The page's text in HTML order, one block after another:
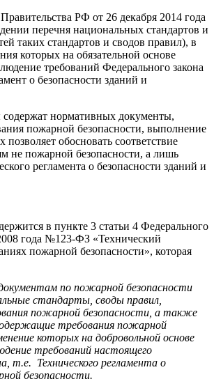
РФ от 26 декабря 2014 года
перечня национальных стандартов и
таких стандартов и сводов правил), в
которых на обязательной основе
требований Федерального закона
о безопасности зданий и
нормативных документы,
пожарной безопасности, выполнение
позволяет обосновать соответствие
не пожарной безопасности, а лишь
регламента о безопасности зданий и
в пункте 3 статьи 4 Федерального
года №123-ФЗ «Технический
пожарной безопасности», которая
по пожарной безопасности
стандарты, своды правил,
пожарной безопасности, а также
требования пожарной
которых на добровольной основе
требований настоящего
т.е. Технического регламента о
безопасности.